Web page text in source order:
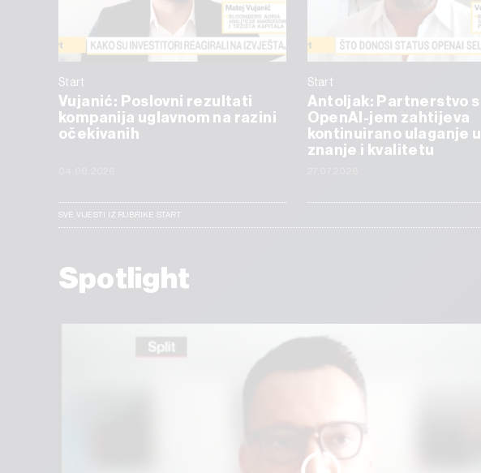
Start
Vujanić: Poslovni rezultati
kompanija uglavnom na razini
očekivanih
Start
Antoljak: Partnerstvo s
OpenAI-jem zahtijeva
kontinuirano ulaganje u
znanje i kvalitetu
SVE VIJESTI IZ RUBRIKE START
Spotlight